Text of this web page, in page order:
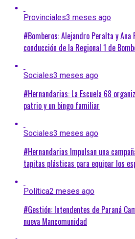
Provinciales3 meses ago
#Bomberos: Alejandro Peralta y Ana
conducción de la Regional 1 de
Sociales3 meses ago
#Hernandarias: La Escuela 68
patrio y un bingo familiar
Sociales3 meses ago
#Hernandarias Impulsan una
tapitas plásticas para equipar los
Política2 meses ago
#Gestión: Intendentes de Paraná
nueva Mancomunidad